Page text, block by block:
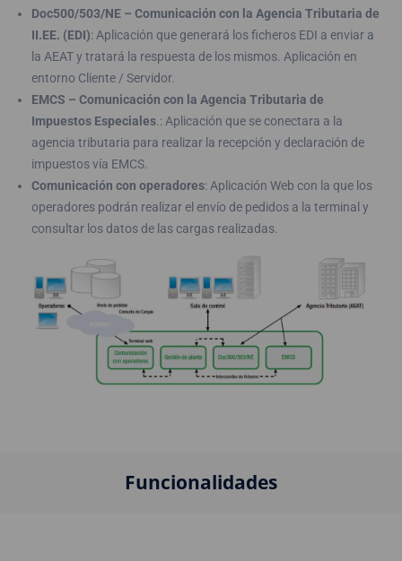
Doc500/503/NE – Comunicación con la Agencia Tributaria de
II.EE. (EDI): Aplicación que generará los ficheros EDI a enviar a
la AEAT y tratará la respuesta de los mismos. Aplicación en
entorno Cliente / Servidor.
EMCS – Comunicación con la Agencia Tributaria de
Impuestos Especiales.: Aplicación que se conectara a la
agencia tributaria para realizar la recepción y declaración de
impuestos vía EMCS.
Comunicación con operadores: Aplicación Web con la que los
operadores podrán realizar el envío de pedidos a la terminal y
consultar los datos de las cargas realizadas.
Funcionalidades